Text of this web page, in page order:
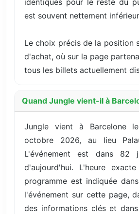
est souvent nettement
Le choix précis de la position
d'achat, où sur la page
tous les billets actuellement
Quand Jungle vient-il à
Jungle vient à Barcelone
octobre 2026, au lieu
L'événement est dans 82
d'aujourd'hui. L'heure
programme est indiquée
l'événement sur cette page,
des informations clés et